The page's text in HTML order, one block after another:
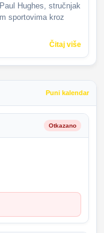
Hughes, stručnjak
sportovima kroz
Čitaj više
Puni kalendar
Otkazano